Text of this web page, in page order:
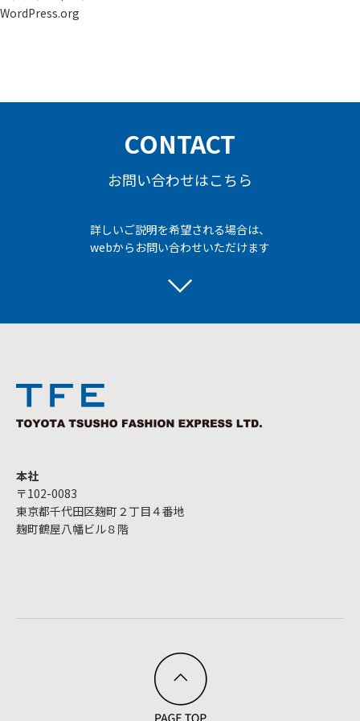
WordPress.org
CONTACT
お問い合わせはこちら
詳しいご説明を希望される場合は、
webからお問い合わせいただけます
本社
〒102-0083
東京都千代田区麹町２丁目４番地
麹町鶴屋八幡ビル８階